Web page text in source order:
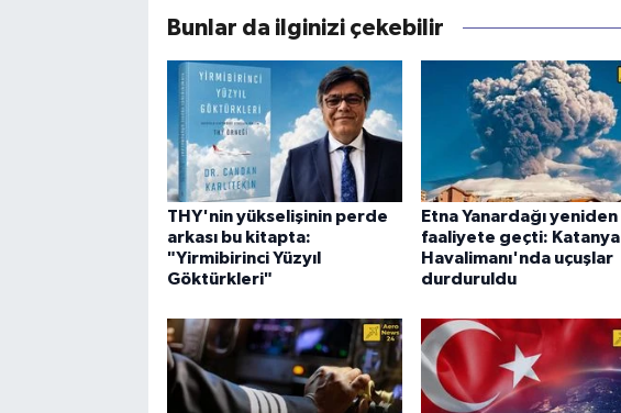
Bunlar da ilginizi çekebilir
THY'nin yükselişinin perde
arkası bu kitapta:
"Yirmibirinci Yüzyıl
Göktürkleri"
Etna Yanardağı yeniden
faaliyete geçti: Katanya
Havalimanı'nda uçuşlar
durduruldu